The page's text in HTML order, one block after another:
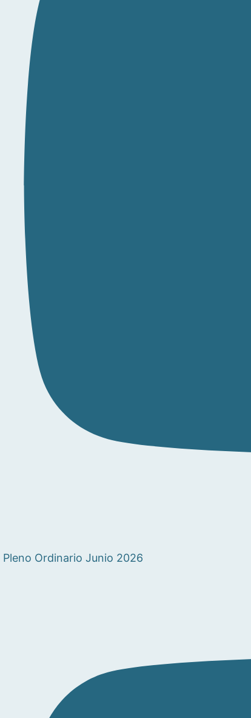
Pleno Ordinario Junio 2026